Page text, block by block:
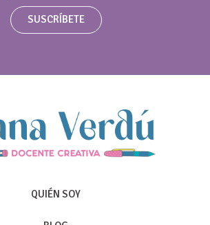
SUSCRÍBETE
QUIÉN SOY